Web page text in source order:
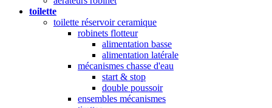
toilette
toilette réservoir ceramique
robinets flotteur
alimentation basse
alimentation latérale
mécanismes chasse d'eau
start & stop
double poussoir
ensembles mécanismes